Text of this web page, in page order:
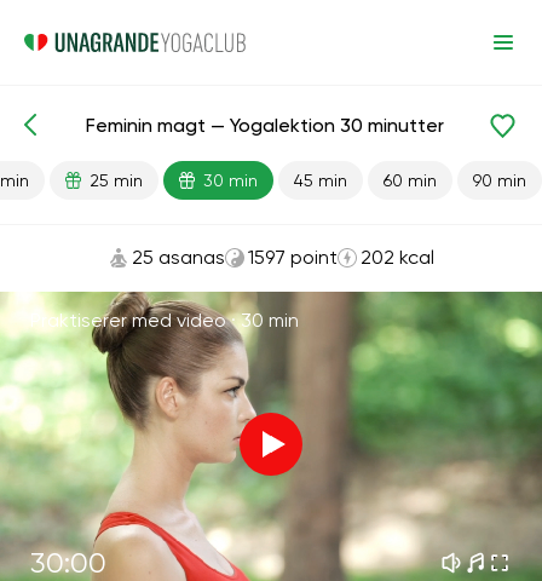
Færdiglavede lektioner Køn
Feminin magt — Yogalektion 30 minutter
25 min 30 min 45 min 60 min 90 min
25 asanas 1597 point 202 kcal
Praktiserer med video ·30 min
30:00